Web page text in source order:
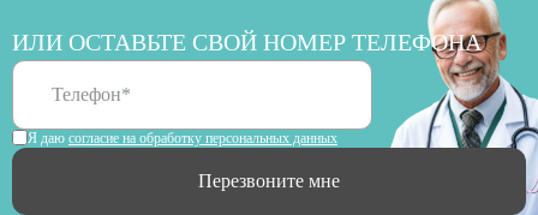
ИЛИ ОСТАВЬТЕ СВОЙ НОМЕР ТЕЛЕФОНА
Я даю согласие на обработку персональных данных
Перезвоните мне